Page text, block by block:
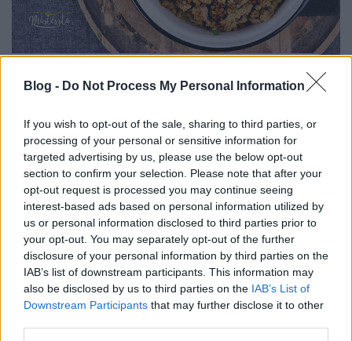
Blog - Do Not Process My Personal Information
If you wish to opt-out of the sale, sharing to third parties, or
processing of your personal or sensitive information for
targeted advertising by us, please use the below opt-out
section to confirm your selection. Please note that after your
opt-out request is processed you may continue seeing
interest-based ads based on personal information utilized by
us or personal information disclosed to third parties prior to
your opt-out. You may separately opt-out of the further
disclosure of your personal information by third parties on the
IAB’s list of downstream participants. This information may
also be disclosed by us to third parties on the IAB’s List of
Downstream Participants that may further disclose it to other
Pikáns lencse currys, húsos tészta
Havasilive•2020. február 28.
A lencsét általában szilveszterkor fogyasztjuk, illetve
év közben egyszer-egyszer, ha azt jó kis füstölt
húsokkal főzzük meg. A mi családunk ...